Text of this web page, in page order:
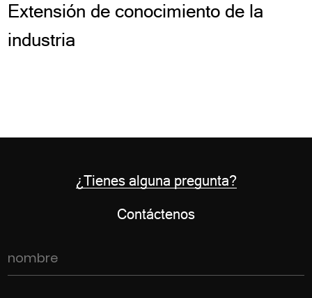
Extensión de conocimiento de la
industria
¿Tienes alguna pregunta?
Contáctenos